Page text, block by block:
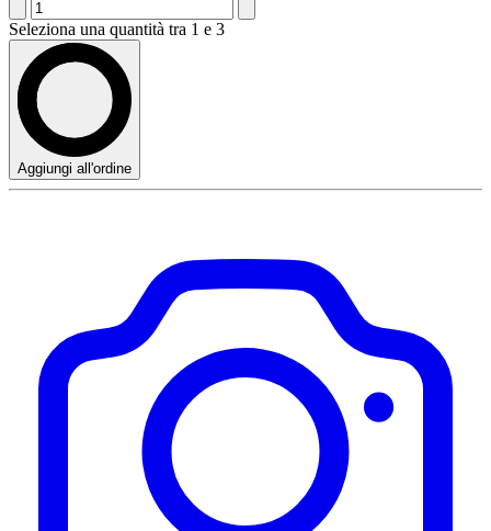
Seleziona una quantità tra 1 e 3
Aggiungi all'ordine